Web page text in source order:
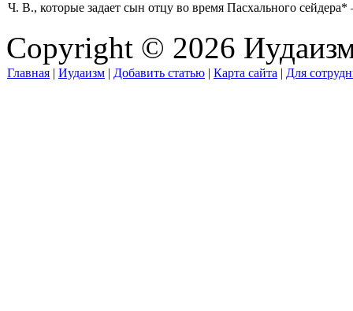
Ч. В., которые задает сын отцу во время Пасхального
Copyright © 2026
Главная | Иудаизм | Добавить статью | Карта сайта | Для